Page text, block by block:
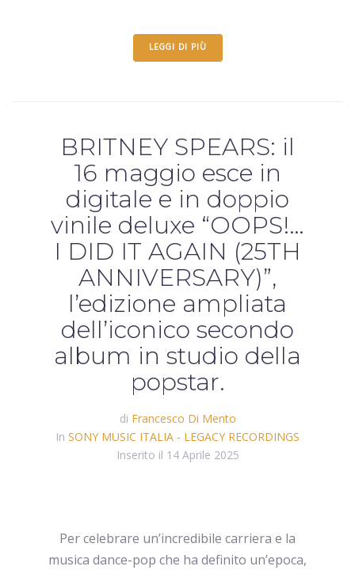
LEGGI DI PIÙ
BRITNEY SPEARS: il
16 maggio esce in
digitale e in doppio
vinile deluxe “OOPS!…
I DID IT AGAIN (25TH
ANNIVERSARY)”,
l’edizione ampliata
dell’iconico secondo
album in studio della
popstar.
di Francesco Di Mento
In SONY MUSIC ITALIA - LEGACY RECORDINGS
Inserito il 14 Aprile 2025
Per celebrare un’incredibile carriera e la
musica dance-pop che ha definito un’epoca,